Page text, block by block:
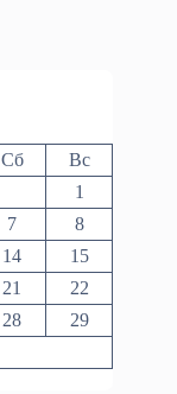
Сб
Вс
1
7
8
14
15
21
22
28
29